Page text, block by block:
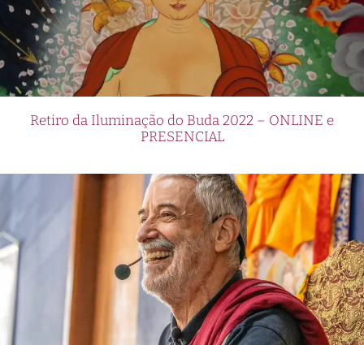
Retiro da Iluminação do Buda 2022 – ONLINE e
PRESENCIAL